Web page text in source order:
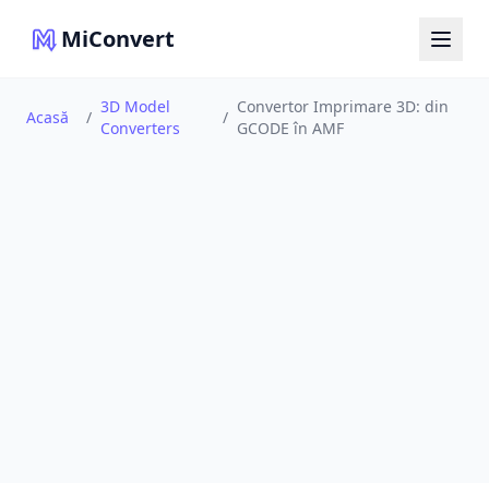
MiConvert
Acasă /
3D Model
Converters
/
Convertor Imprimare 3D: din
GCODE în AMF